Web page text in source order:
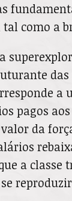
tal como a
das
a
pagos
da
a classe